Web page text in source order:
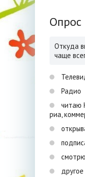
Опрос
Откуда
чаще
Радио
читаю
риа,
другое